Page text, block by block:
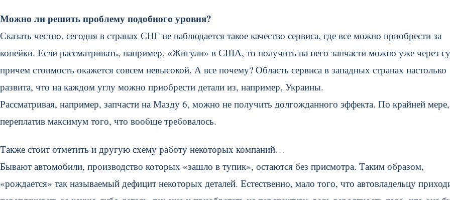
Можно ли решить проблему подобного уровня?
Сказать честно, сегодня в странах СНГ не наблюдается такое качество сервиса, где все можно приобрести за
копейки. Если рассматривать, например, «Жигули» в США, то получить на него запчасти можно уже через
причем стоимость окажется совсем невысокой. А все почему? Область сервиса в западных странах настолько
развита, что на каждом углу можно приобрести детали из, например, Украины.
Рассматривая, например, запчасти на Мазду 6, можно не получить долгожданного эффекта. По крайней мере,
переплатив максимум того, что вообще требовалось.
Также стоит отметить и другую схему работу некоторых компаний…
Бывают автомобили, производство которых «зашло в тупик», остаются без присмотра. Таким образом,
«рождается» так называемый дефицит некоторых деталей. Естественно, мало того, что автовладельцу